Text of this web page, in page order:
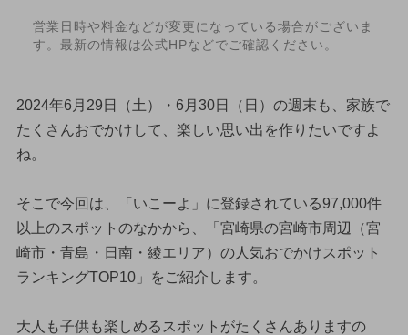
営業日時や料金などが変更になっている場合がございま
す。最新の情報は公式HPなどでご確認ください。
2024年6月29日（土）・6月30日（日）の週末も、家族で
たくさんおでかけして、楽しい思い出を作りたいですよ
ね。
そこで今回は、「いこーよ」に登録されている97,000件
以上のスポットのなかから、「宮崎県の宮崎市周辺（宮
崎市・青島・日南・綾エリア）の人気おでかけスポット
ランキングTOP10」をご紹介します。
大人も子供も楽しめるスポットがたくさんありますの